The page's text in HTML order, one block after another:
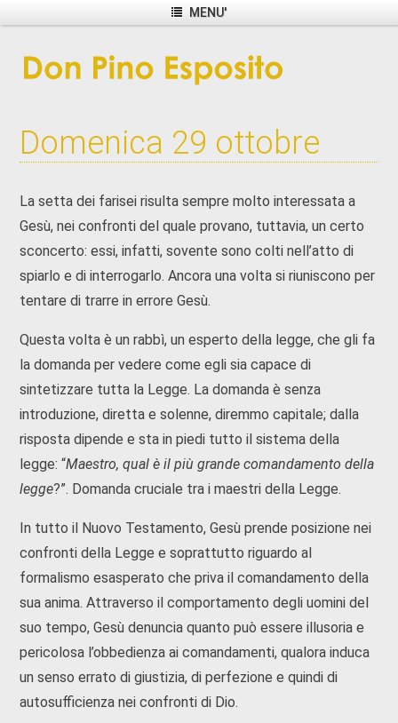
MENU'
Domenica 29 ottobre
La setta dei farisei risulta sempre molto interessata a
Gesù, nei confronti del quale provano, tuttavia, un certo
sconcerto: essi, infatti, sovente sono colti nell’atto di
spiarlo e di interrogarlo. Ancora una volta si riuniscono per
tentare di trarre in errore Gesù.
Questa volta è un rabbì, un esperto della legge, che gli fa
la domanda per vedere come egli sia capace di
sintetizzare tutta la Legge. La domanda è senza
introduzione, diretta e solenne, diremmo capitale; dalla
risposta dipende e sta in piedi tutto il sistema della
legge: “Maestro, qual è il più grande comandamento della
legge?”. Domanda cruciale tra i maestri della Legge.
In tutto il Nuovo Testamento, Gesù prende posizione nei
confronti della Legge e soprattutto riguardo al
formalismo esasperato che priva il comandamento della
sua anima. Attraverso il comportamento degli uomini del
suo tempo, Gesù denuncia quanto può essere illusoria e
pericolosa l’obbedienza ai comandamenti, qualora induca
un senso errato di giustizia, di perfezione e quindi di
autosufficienza nei confronti di Dio.